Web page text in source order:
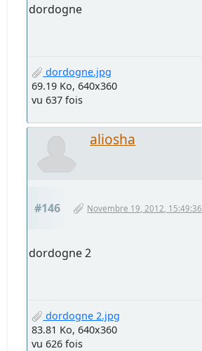
dordogne
dordogne.jpg
69.19 Ko, 640x360
vu 637 fois
aliosha
#146 Novembre 19, 2012, 15:49:36
dordogne 2
dordogne 2.jpg
83.81 Ko, 640x360
vu 626 fois